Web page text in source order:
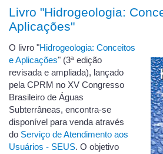
Livro "Hidrogeologia:
Aplicações"
O livro "Hidrogeologia: Conceitos
e Aplicações" (3ª edição
revisada e ampliada), lançado
pela CPRM no XV Congresso
Brasileiro de Águas
Subterrâneas, encontra-se
disponível para venda através
do Serviço de Atendimento aos
Usuários - SEUS. O objetivo